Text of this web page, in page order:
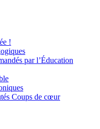
!
par l’Éducation
Coups de cœur